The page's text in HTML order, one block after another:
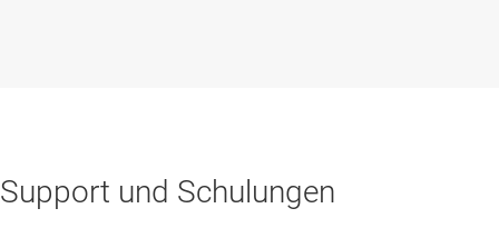
Support und Schulungen